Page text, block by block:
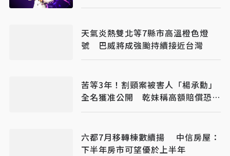
天氣炎熱雙北等7縣市高溫橙色燈
號 巴威將成強颱持續接近台灣
苦等3年！割頸案被害人「楊承勳」
全名獲准公開 乾妹稱高額賠償恐毀
她未來
六都7月移轉棟數續揚 中信房屋：
下半年房市可望優於上半年